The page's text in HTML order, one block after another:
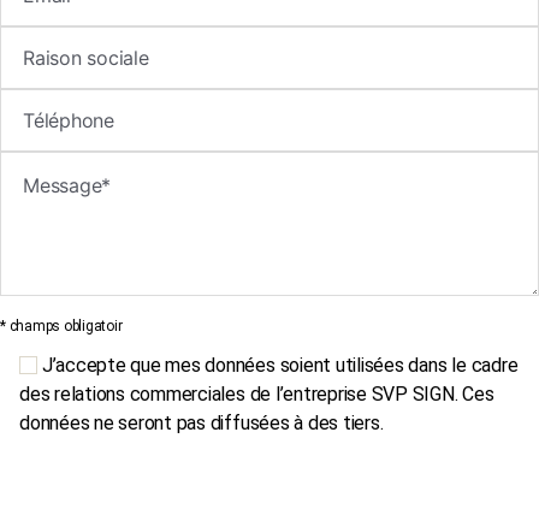
* champs obligatoir
J’accepte que mes données soient utilisées dans le cadre
des relations commerciales de l’entreprise SVP SIGN. Ces
données ne seront pas diffusées à des tiers.